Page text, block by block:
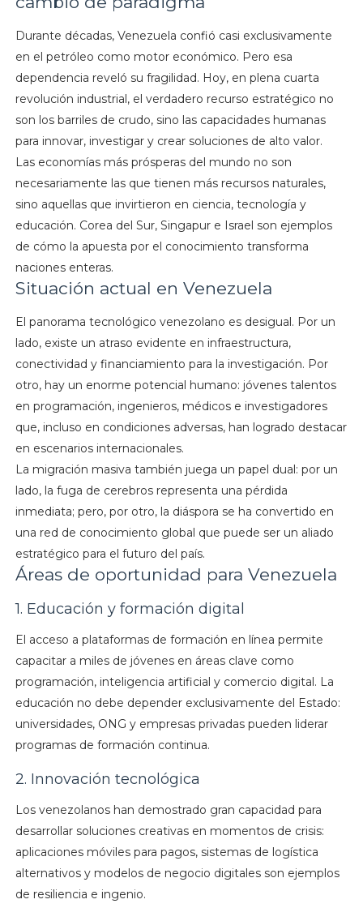
Durante décadas, Venezuela confió casi exclusivamente
en el petróleo como motor económico. Pero esa
dependencia reveló su fragilidad. Hoy, en plena cuarta
revolución industrial, el verdadero recurso estratégico no
son los barriles de crudo, sino las capacidades humanas
para innovar, investigar y crear soluciones de alto valor.
Las economías más prósperas del mundo no son
necesariamente las que tienen más recursos naturales,
sino aquellas que invirtieron en ciencia, tecnología y
educación. Corea del Sur, Singapur e Israel son ejemplos
de cómo la apuesta por el conocimiento transforma
naciones enteras.
Situación actual en Venezuela
El panorama tecnológico venezolano es desigual. Por un
lado, existe un atraso evidente en infraestructura,
conectividad y financiamiento para la investigación. Por
otro, hay un enorme potencial humano: jóvenes talentos
en programación, ingenieros, médicos e investigadores
que, incluso en condiciones adversas, han logrado destacar
en escenarios internacionales.
La migración masiva también juega un papel dual: por un
lado, la fuga de cerebros representa una pérdida
inmediata; pero, por otro, la diáspora se ha convertido en
una red de conocimiento global que puede ser un aliado
estratégico para el futuro del país.
Áreas de oportunidad para Venezuela
1. Educación y formación digital
El acceso a plataformas de formación en línea permite
capacitar a miles de jóvenes en áreas clave como
programación, inteligencia artificial y comercio digital. La
educación no debe depender exclusivamente del Estado:
universidades, ONG y empresas privadas pueden liderar
programas de formación continua.
2. Innovación tecnológica
Los venezolanos han demostrado gran capacidad para
desarrollar soluciones creativas en momentos de crisis:
aplicaciones móviles para pagos, sistemas de logística
alternativos y modelos de negocio digitales son ejemplos
de resiliencia e ingenio.